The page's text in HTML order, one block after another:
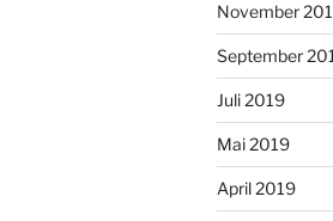
November
September
Juli 2019
Mai 2019
April 2019